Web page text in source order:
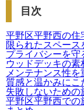
目次
平野区平野西の住
限られたスペー
プライバシーを守
ウッドデッキの
メンテナンス性を
質感と温かみにこ
失敗しないための
平野区平野西での